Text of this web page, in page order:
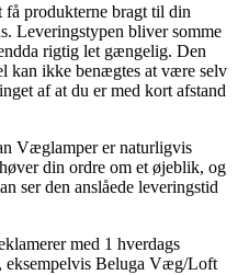
produkterne bragt til din
Leveringstypen bliver somme
rigtig let gængelig. Den
kan ikke benægtes at være selv
af at du er med kort afstand
Væglamper er naturligvis
din ordre om et øjeblik, og
ser den anslåede leveringstid
med 1 hverdags
eksempelvis Beluga Væg/Loft